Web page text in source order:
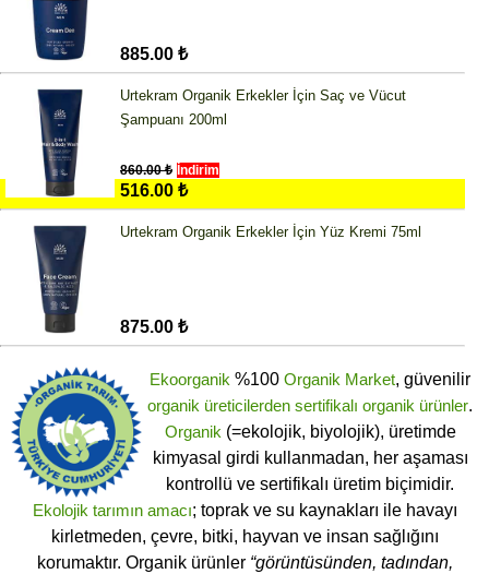
885.00 ₺
Urtekram Organik Erkekler İçin Saç ve Vücut
Şampuanı 200ml
860.00 ₺ İndirim
516.00 ₺
Urtekram Organik Erkekler İçin Yüz Kremi 75ml
875.00 ₺
Ekoorganik %100 Organik Market, güvenilir
organik üreticilerden sertifikalı organik ürünler.
Organik (=ekolojik, biyolojik), üretimde
kimyasal girdi kullanmadan, her aşaması
kontrollü ve sertifikalı üretim biçimidir.
Ekolojik tarımın amacı; toprak ve su kaynakları ile havayı
kirletmeden, çevre, bitki, hayvan ve insan sağlığını
korumaktır. Organik ürünler “görüntüsünden, tadından,